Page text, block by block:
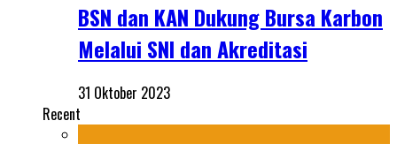
BSN dan KAN Dukung Bursa Karbon
Melalui SNI dan Akreditasi
31 Oktober 2023
Recent